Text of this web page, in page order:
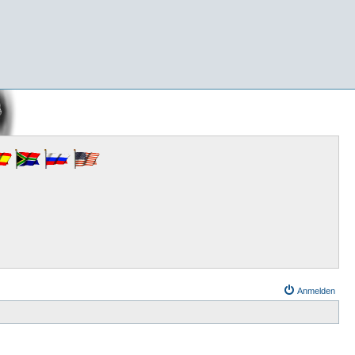
Anmelden